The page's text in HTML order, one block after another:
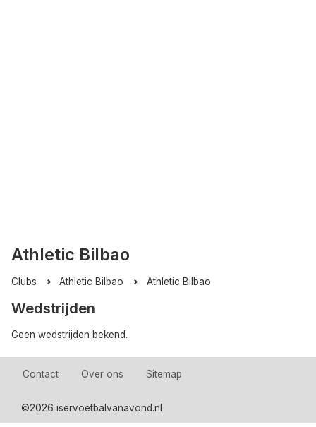
Athletic Bilbao
Clubs Athletic Bilbao Athletic Bilbao
Wedstrijden
Geen wedstrijden bekend.
Contact Over ons Sitemap
©2026 iservoetbalvanavond.nl